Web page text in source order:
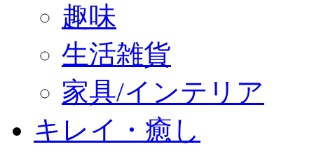
趣味
生活雑貨
家具/インテリア
キレイ・癒し